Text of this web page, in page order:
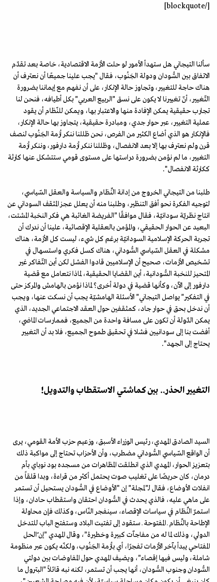
[/blockquote]
سألنا التيجاني هل ستهدأ الأمور لو حلت الأزمة الاقتصادية، خاصة بعد تقدّم
الاتفاق بين السُّودان ودولة الجَنُوب، فقال "يجب علينا جميعًا أن نعترف أن
هناك حاجة للتغيير، وتجاوز حالة الإنكار، على أن نفهم مع إيماننا بضرورة
التّغيير، أنّ تغييرنا لا يكون على نسق "الربيع العربي" بكل أطيافه، فنحن لنا
تجارب حقيقية يمكن الإفادة منها والاعتبار بها، ويمكن للنّظام أن يقود
عملية التغيير، عبر حوار جدي، ومبادرة حقيقية، يتجاوز بها حالة الإنكار،
فالإنكار هو الذي أضاع الكثير من الفرص، نحن ظللنا ننكر أزمة الجَنُوب لنصف
قرن ولم نعترف بها إلا بعد الانفصال، وظللنا ننكر أزمة دارفور، وننكر أزمة
التغيير، ما لم نؤمن بضرورة دراستها على مستوى قومي ستتشكل عنها كارثة
ككارثة الانفصال".
طلبنا من التيجاني الخروج من إدانة النِّظام والسياسة والعقل السّياسي،
لتوجيه الفكرة نحو أفق التنظير، وطلبنا منه أن يعلل عجز المثقف السوداني عن
انتاج نظريّة سودانيّة، فقال موافقًا "الفريضة الغائبة هي فكر النخبة المشتت،
البعيد عن الحوار الحقيقي، والمؤمن بالعقلية الإقصائية، علينا أن ندرك أن
تجربة الحركة الإسلامية السودانيّة برغم كل شيء، ليست كل الأزمة، هناك
مشكلة في العقل السّياسي السُّوداني، هناك كسل فكري واستسهال في
تشخيص الأزمات، صحيح أن الإسلاميين قادوا الفشل لكن أين التّفاكر غير
المتحيز للنخبة السُّودانية، أين القضايا الحقيقية، لماذا نتعامل مع قضية
دارفور إلى الآن، وكأنها قضية في دولة أخرى؟ لماذا نؤمن بالهامش والمركز حتى
في التفكير" يواصل التيجاني" الأسئلة الهامشيّة يجب أن نسكت عنها، ويجب
أن ندخل بحق في حوار جاد، كمثقفين حول العقد الاجتماعي الجديد، الذي
يمكن الدّولة أن تكون على مسافة واحدة من الجميع، فممارسات الماضي،
أفضت بنا إلى سودانيين فشلا في تحقيق طموح الجميع، فلا بد أن التغيير
يحتاج إلى الجهد".
التغيير الحذر.. بين كماشتي الاستقطاب والتدويل!
السيد الصادق المهدي، رئيس الوزراء الأسبق، وزعيم حزب الأمة القومي، يرى
أن الواقع السّياسي السُّوداني مضطرب، وأن الأحزاب تحتاج إلى مواكبة ذلك
بتعزيز الحوار، المهدي الذي انطلقت المظاهرات من مسجده بود نوباي بأم
درمان، كان حريصًا على تغليب صوت يحتمل أكثر من قراءة، وبدا قلقاً من
انفلات الأوضاع، فقال لـ"لمجلة" إن "الأوضاع في السُّودان يستحيل أن تستمر
على ماهي عليه، فالذي يحدث في السُّودان احتقان واستقطاب حادان، وإذا
استمرّ النِّظام في سياسات الإقصاء، سينفجر النّاس، وكذلك فإن محاولة
الإطاحة بالنِّظام ـ المفتوحة ـ ستقود إلى تفتيت البلاد وستفتح الباب للتدخل
الدولي، وذلك لما له من مفاجآت كبيرة وخطيرة"، وقال المهدي "إن ّالحل
المفتاحي يبدأ بآخر الأزمات تفجرًا، أي بأزمة الجَنُوب، ولكنّه يكون عبر منظومة
شاملة، وليس فيها إقصاء"، ويضيف المهدي حول المفاوضات بين دولتي
السُّودان وجنوب السُّودان، أنها يجب أن تستمر، لكنه نبه قائلاً "البترول ما